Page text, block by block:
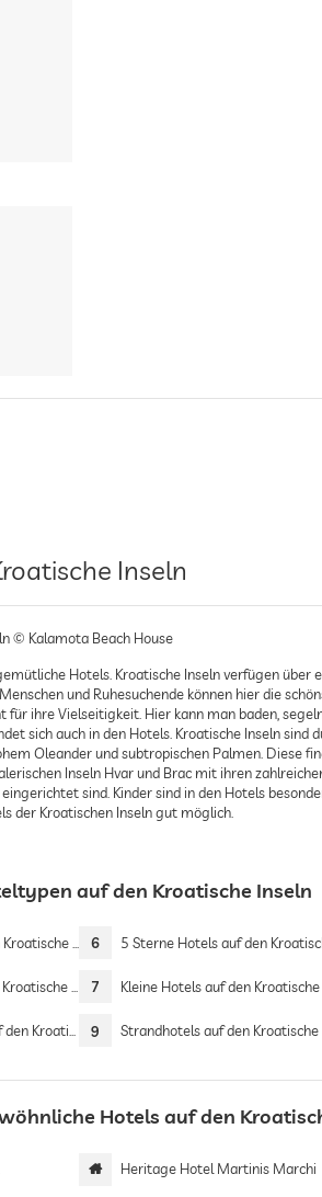
Inseln
© Kalamota Beach House
Hotels. Kroatische Inseln verfügen
und Ruhesuchende können hier die
für ihre Vielseitigkeit. Hier kann man baden,
sich auch in den Hotels. Kroatische Inseln sind
Oleander und subtropischen Palmen. Diese
Inseln Hvar und Brac mit ihren
sind. Kinder sind in den Hotels
der Kroatischen Inseln gut möglich.
auf den Kroatische Inseln
Inseln 6 5 Sterne Hotels auf den Kroatische
Inseln 7 Kleine Hotels auf den Kroatische
Inseln 9 Strandhotels auf den Kroatische
Hotels auf den
Heritage Hotel Martinis Marchi